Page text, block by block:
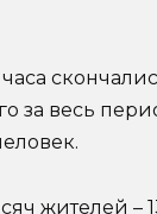
за весь
жителей –